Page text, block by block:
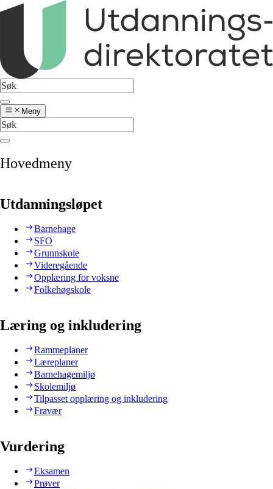
Meny
Hovedmeny
Utdanningsløpet
Barnehage
SFO
Grunnskole
Videregående
Opplæring for voksne
Folkehøgskole
Læring og inkludering
Rammeplaner
Læreplaner
Barnehagemiljø
Skolemiljø
Tilpasset opplæring og inkludering
Fravær
Vurdering
Eksamen
Prøver